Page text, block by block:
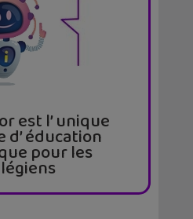
est l’ unique
d’ éducation
pour les